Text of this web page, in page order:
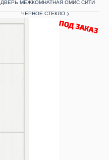
ДВЕРЬ МЕЖКОМНАТНАЯ ОМИС СИТИ
ЧЁРНОЕ СТЕКЛО >